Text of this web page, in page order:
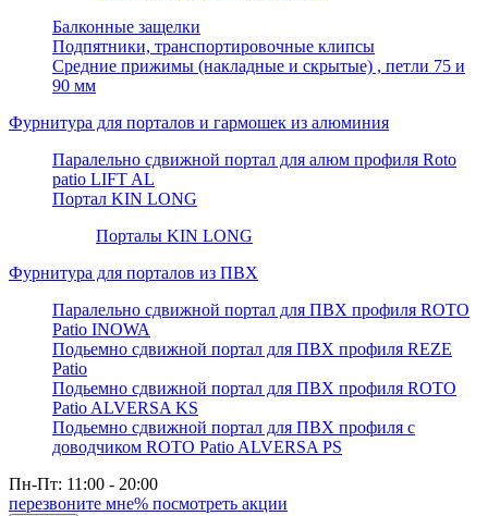
Балконные защелки
Подпятники, транспортировочные клипсы
Средние прижимы (накладные и скрытые) , петли 75 и
90 мм
Фурнитура для порталов и гармошек из алюминия
Паралельно сдвижной портал для алюм профиля Roto
patio LIFT AL
Портал KIN LONG
Порталы KIN LONG
Фурнитура для порталов из ПВХ
Паралельно сдвижной портал для ПВХ профиля ROTO
Patio INOWA
Подьемно сдвижной портал для ПВХ профиля REZE
Patio
Подьемно сдвижной портал для ПВХ профиля ROTO
Patio ALVERSA KS
Подьемно сдвижной портал для ПВХ профиля с
доводчиком ROTO Patio ALVERSA PS
Пн-Пт: 11:00 - 20:00
перезвоните мне% посмотреть акции